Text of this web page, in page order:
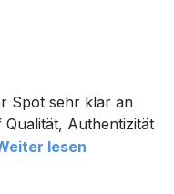
Spot sehr klar an
Authentizität
lesen